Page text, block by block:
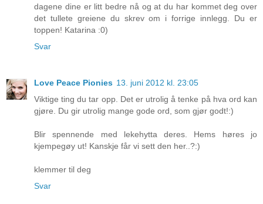
dagene dine er litt bedre nå og at du har kommet deg over
det tullete greiene du skrev om i forrige innlegg. Du er
toppen! Katarina :0)
Svar
Love Peace Pionies 13. juni 2012 kl. 23:05
Viktige ting du tar opp. Det er utrolig å tenke på hva ord kan
gjøre. Du gir utrolig mange gode ord, som gjør godt!:)
Blir spennende med lekehytta deres. Hems høres jo
kjempegøy ut! Kanskje får vi sett den her..?:)
klemmer til deg
Svar